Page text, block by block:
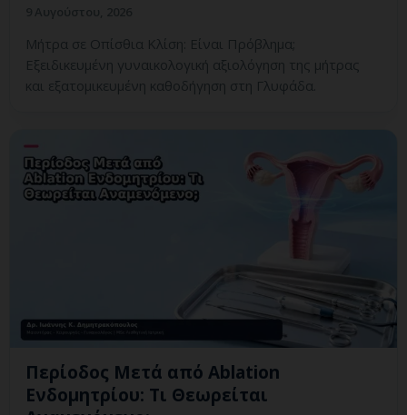
Μήτρα σε Οπίσθια Κλίση: Είναι Πρόβλημα;
Εξειδικευμένη γυναικολογική αξιολόγηση της μήτρας
και εξατομικευμένη καθοδήγηση στη Γλυφάδα.
Περίοδος Μετά από Ablation
Ενδομητρίου: Τι Θεωρείται